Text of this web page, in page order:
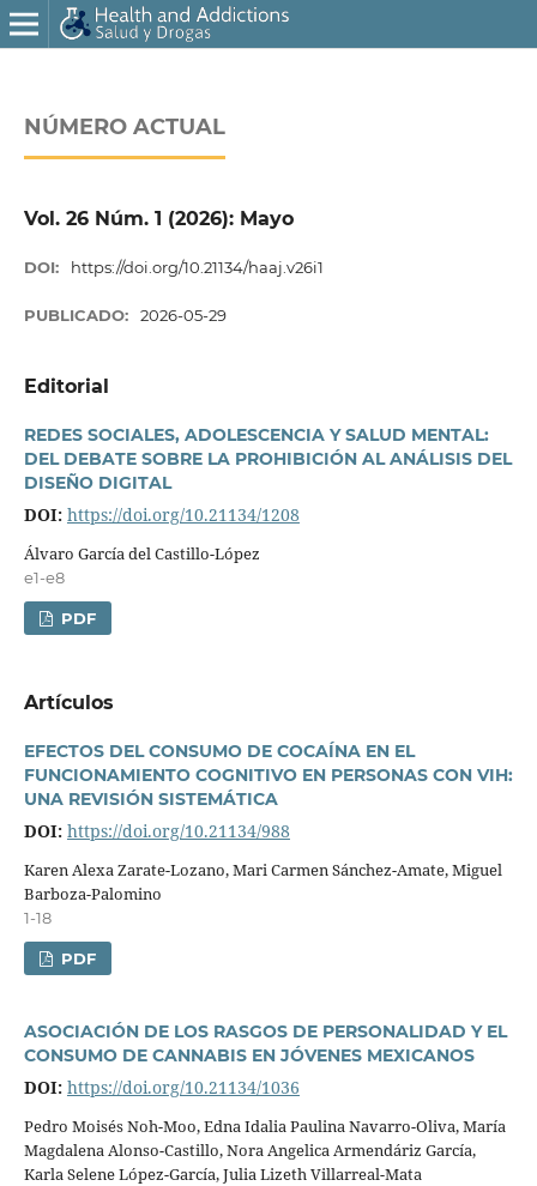
NÚMERO ACTUAL
Vol. 26 Núm. 1 (2026): Mayo
DOI: https://doi.org/10.21134/haaj.v26i1
PUBLICADO: 2026-05-29
Editorial
REDES SOCIALES, ADOLESCENCIA Y SALUD MENTAL:
DEL DEBATE SOBRE LA PROHIBICIÓN AL ANÁLISIS DEL
DISEÑO DIGITAL
DOI: https://doi.org/10.21134/1208
Álvaro Garcí­a del Castillo-López
e1-e8
PDF
Artí­culos
EFECTOS DEL CONSUMO DE COCAÍNA EN EL
FUNCIONAMIENTO COGNITIVO EN PERSONAS CON VIH:
UNA REVISIÓN SISTEMÁTICA
DOI: https://doi.org/10.21134/988
Karen Alexa Zarate-Lozano, Mari Carmen Sánchez-Amate, Miguel
Barboza-Palomino
1-18
PDF
ASOCIACIÓN DE LOS RASGOS DE PERSONALIDAD Y EL
CONSUMO DE CANNABIS EN JÓVENES MEXICANOS
DOI: https://doi.org/10.21134/1036
Pedro Moisés Noh-Moo, Edna Idalia Paulina Navarro-Oliva, Marí­a
Magdalena Alonso-Castillo, Nora Angelica Armendáriz Garcí­a,
Karla Selene López-Garcí­a, Julia Lizeth Villarreal-Mata